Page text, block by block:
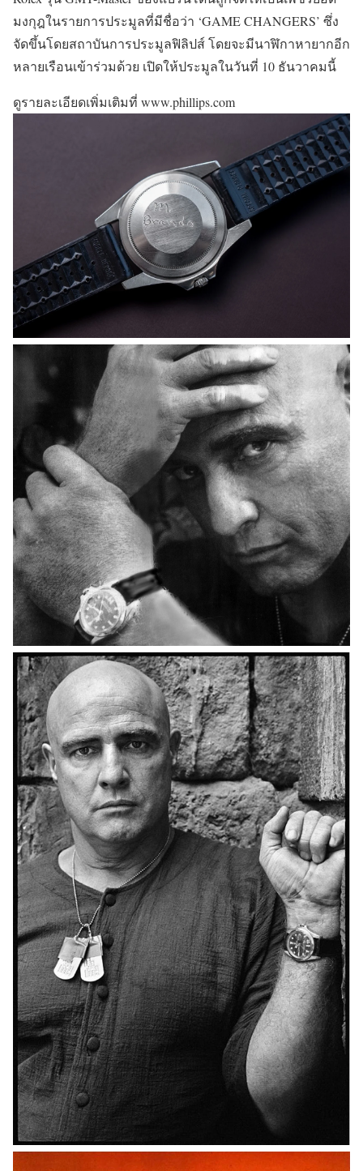
มงกุฎในรายการประมูลที่มีชื่อว่า ‘GAME CHANGERS’ ซึ่ง
จัดขึ้นโดยสถาบันการประมูลฟิลิปส์ โดยจะมีนาฬิกาหายากอีก
หลายเรือนเข้าร่วมด้วย เปิดให้ประมูลในวันที่ 10 ธันวาคมนี้
ดูรายละเอียดเพิ่มเติมที่ www.phillips.com